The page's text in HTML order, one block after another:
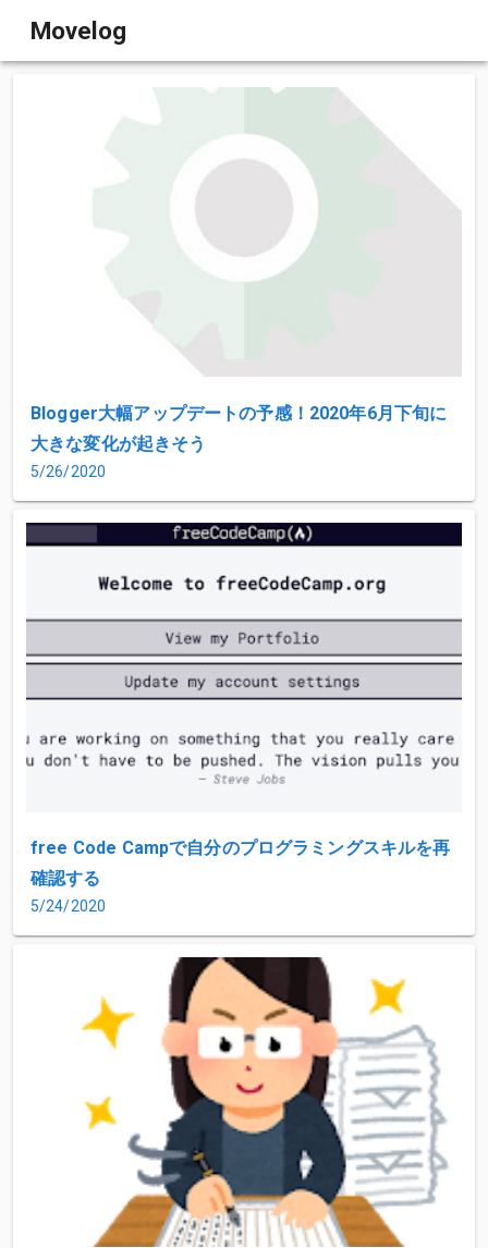
Movelog
Blogger大幅アップデートの予感！2020年6月下旬に
大きな変化が起きそう
5/26/2020
free Code Campで自分のプログラミングスキルを再
確認する
5/24/2020